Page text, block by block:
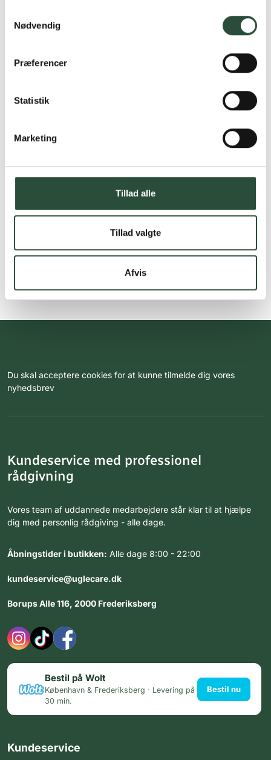
Nødvendig
Præferencer
Statistik
Marketing
Tillad alle
Tillad valgte
Afvis
Du skal acceptere cookies for at kunne tilmelde dig vores
nyhedsbrev
Kundeservice med professionel
rådgivning
Vores team af uddannede medarbejdere står klar til at hjælpe
dig med personlig rådgiving - alle dage.
Åbningstider i butikken: Alle dage 8:00 - 22:00
kundeservice@uglecare.dk
Borups Alle 116, 2000 Frederiksberg
Bestil på Wolt
København & Frederiksberg · Levering på
30 min.
Bestil nu
Kundeservice